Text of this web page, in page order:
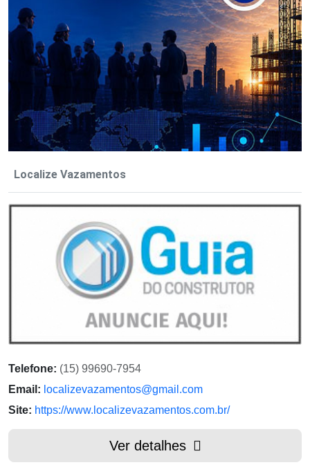
Localize Vazamentos
Telefone: (15) 99690-7954
Email: localizevazamentos@gmail.com
Site: https://www.localizevazamentos.com.br/
Ver detalhes